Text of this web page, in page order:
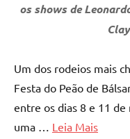
os shows de
Um dos rodeios mais
Festa do Peão de
entre os dias 8 e 11
uma … Leia Mais